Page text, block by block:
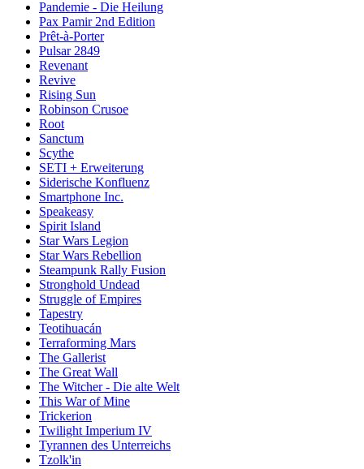
Pandemie - Die Heilung
Pax Pamir 2nd Edition
Prêt-à-Porter
Pulsar 2849
Revenant
Revive
Rising Sun
Robinson Crusoe
Root
Sanctum
Scythe
SETI + Erweiterung
Siderische Konfluenz
Smartphone Inc.
Speakeasy
Spirit Island
Star Wars Legion
Star Wars Rebellion
Steampunk Rally Fusion
Stronghold Undead
Struggle of Empires
Tapestry
Teotihuacán
Terraforming Mars
The Gallerist
The Great Wall
The Witcher - Die alte Welt
This War of Mine
Trickerion
Twilight Imperium IV
Tyrannen des Unterreichs
Tzolk'in